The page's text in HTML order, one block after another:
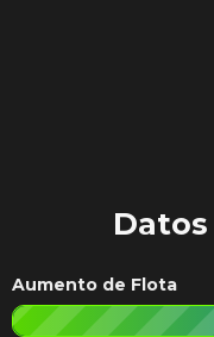
Aumento de Flota